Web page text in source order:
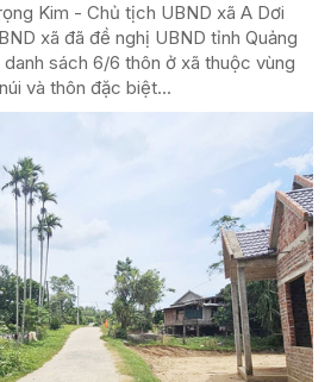
Kim - Chủ tịch UBND xã A Dơi
xã đã đề nghị UBND tỉnh Quảng
sách 6/6 thôn ở xã thuộc vùng
và thôn đặc biệt...